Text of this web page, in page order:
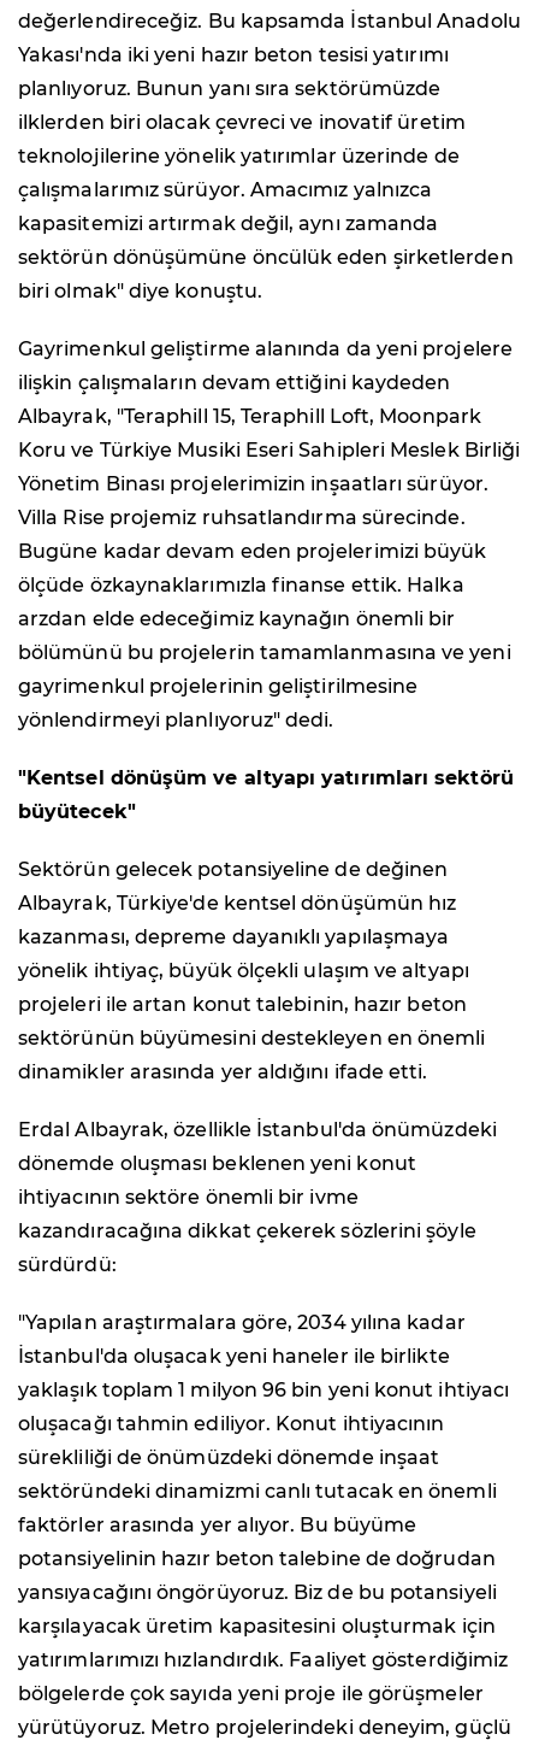
değerlendireceğiz. Bu kapsamda İstanbul Anadolu
Yakası'nda iki yeni hazır beton tesisi yatırımı
planlıyoruz. Bunun yanı sıra sektörümüzde
ilklerden biri olacak çevreci ve inovatif üretim
teknolojilerine yönelik yatırımlar üzerinde de
çalışmalarımız sürüyor. Amacımız yalnızca
kapasitemizi artırmak değil, aynı zamanda
sektörün dönüşümüne öncülük eden şirketlerden
biri olmak" diye konuştu.
Gayrimenkul geliştirme alanında da yeni projelere
ilişkin çalışmaların devam ettiğini kaydeden
Albayrak, "Teraphill 15, Teraphill Loft, Moonpark
Koru ve Türkiye Musiki Eseri Sahipleri Meslek Birliği
Yönetim Binası projelerimizin inşaatları sürüyor.
Villa Rise projemiz ruhsatlandırma sürecinde.
Bugüne kadar devam eden projelerimizi büyük
ölçüde özkaynaklarımızla finanse ettik. Halka
arzdan elde edeceğimiz kaynağın önemli bir
bölümünü bu projelerin tamamlanmasına ve yeni
gayrimenkul projelerinin geliştirilmesine
yönlendirmeyi planlıyoruz" dedi.
"Kentsel dönüşüm ve altyapı yatırımları sektörü
büyütecek"
Sektörün gelecek potansiyeline de değinen
Albayrak, Türkiye'de kentsel dönüşümün hız
kazanması, depreme dayanıklı yapılaşmaya
yönelik ihtiyaç, büyük ölçekli ulaşım ve altyapı
projeleri ile artan konut talebinin, hazır beton
sektörünün büyümesini destekleyen en önemli
dinamikler arasında yer aldığını ifade etti.
Erdal Albayrak, özellikle İstanbul'da önümüzdeki
dönemde oluşması beklenen yeni konut
ihtiyacının sektöre önemli bir ivme
kazandıracağına dikkat çekerek sözlerini şöyle
sürdürdü:
"Yapılan araştırmalara göre, 2034 yılına kadar
İstanbul'da oluşacak yeni haneler ile birlikte
yaklaşık toplam 1 milyon 96 bin yeni konut ihtiyacı
oluşacağı tahmin ediliyor. Konut ihtiyacının
sürekliliği de önümüzdeki dönemde inşaat
sektöründeki dinamizmi canlı tutacak en önemli
faktörler arasında yer alıyor. Bu büyüme
potansiyelinin hazır beton talebine de doğrudan
yansıyacağını öngörüyoruz. Biz de bu potansiyeli
karşılayacak üretim kapasitesini oluşturmak için
yatırımlarımızı hızlandırdık. Faaliyet gösterdiğimiz
bölgelerde çok sayıda yeni proje ile görüşmeler
yürütüyoruz. Metro projelerindeki deneyim, güçlü